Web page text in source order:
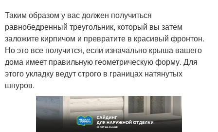
Таким образом у вас должен получиться
равнобедренный треугольник, который вы затем
заложите кирпичом и превратите в красивый фронтон.
Но это все получится, если изначально крыша вашего
дома имеет правильную геометрическую форму. Для
этого укладку ведут строго в границах натянутых
шнуров.